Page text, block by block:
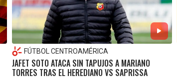
FÚTBOL CENTROAMÉRICA
JAFET SOTO ATACA SIN TAPUJOS A MARIANO
TORRES TRAS EL HEREDIANO VS SAPRISSA